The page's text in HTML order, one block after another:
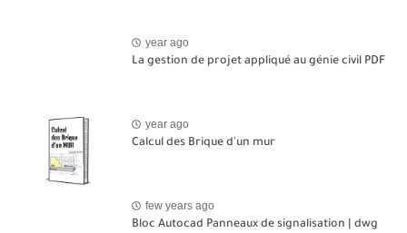
year ago
La gestion de projet appliqué au génie civil PDF
year ago
Calcul des Brique d'un mur
few years ago
Bloc Autocad Panneaux de signalisation | dwg